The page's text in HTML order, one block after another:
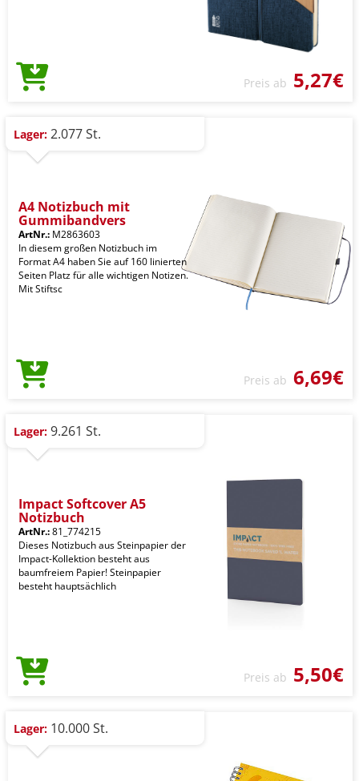
Preis ab 5,27€
Lager: 2.077 St.
A4 Notizbuch mit
Gummibandvers
ArtNr.: M2863603
In diesem großen Notizbuch im
Format A4 haben Sie auf 160 linierten
Seiten Platz für alle wichtigen Notizen.
Mit Stiftsc
Preis ab 6,69€
Lager: 9.261 St.
Impact Softcover A5
Notizbuch
ArtNr.:81_774215
Dieses Notizbuch aus Steinpapier der
Impact-Kollektion besteht aus
baumfreiem Papier! Steinpapier
besteht hauptsächlich
Preis ab 5,50€
Lager: 10.000 St.